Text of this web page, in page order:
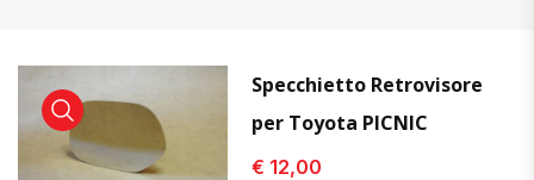
visualizza prodotto visualizza prodotto
Specchietto Retrovisore
per Toyota PICNIC
€ 12,00